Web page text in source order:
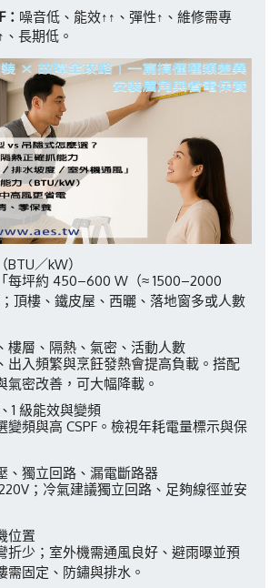
噪音低、能效↑↑、彈性↑、維修需專
長期低。
／kW）
每坪約 450–600 W（≈ 1500–2000
頂樓、鐵皮屋、西曬、落地窗多或人數
樓層、隔熱、氣密、活動人數
出入頻繁與烹飪發熱會提高負載。搭配
氣密改善，可大幅降載。
1 級能效與變頻
變頻與高 CSPF。檢視年耗電量標示與保
、獨立回路、漏電斷路器
；冷氣建議獨立回路、足夠線徑並安
位置
折少；室外機需通風良好、避雨曝並預
需固定、防鏽與排水。